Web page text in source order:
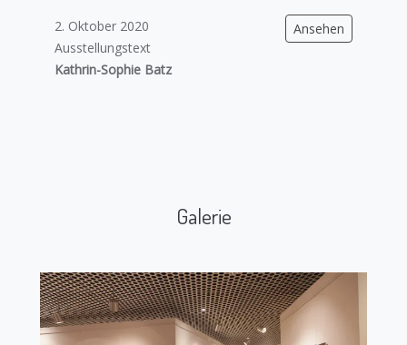
Ansehen
2. Oktober 2020
Ausstellungstext
Kathrin-Sophie Batz
Galerie